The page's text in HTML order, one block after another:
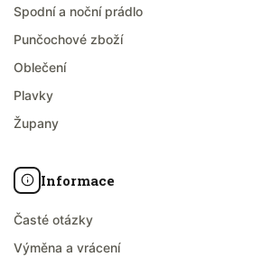
Spodní a noční prádlo
Punčochové zboží
Oblečení
Plavky
Župany
Informace
Časté otázky
Výměna a vrácení